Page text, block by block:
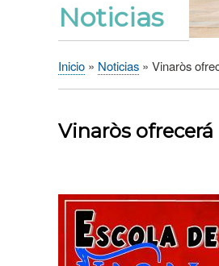
Noticias
Sobrescribir
de
ayuda
navegación
Inicio Noticias Vinaròs
Vinaròs